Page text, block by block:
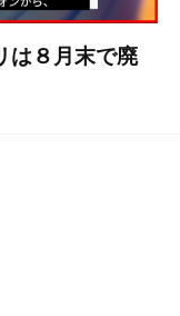
は８月末で廃